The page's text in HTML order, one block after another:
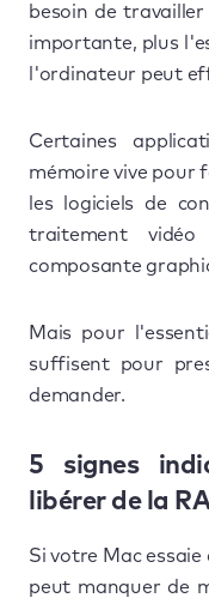
besoin de
importante, plus
l'ordinateur peut
Certaines
mémoire vive pour
les logiciels de
traitement
composante
Mais pour
suffisent pour
demander.
5 signes
libérer de la
Si votre Mac
peut manquer de